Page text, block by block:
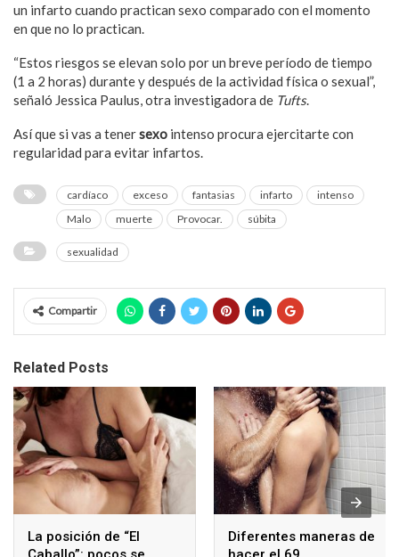
un infarto cuando practican sexo comparado con el momento
en que no lo practican.
“Estos riesgos se elevan solo por un breve período de tiempo
(1 a 2 horas) durante y después de la actividad física o sexual”,
señaló Jessica Paulus, otra investigadora de Tufts.
Así que si vas a tenersexo intenso procura ejercitarte con
regularidad para evitar infartos.
cardíaco exceso fantasias infarto
intenso
Malo
muerte Provocar. súbita
sexualidad
Compartir
Related Posts
La posición de “El
Diferentes maneras de